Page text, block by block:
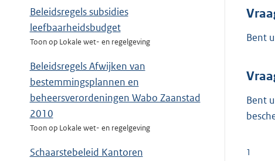
Beleidsregels subsidies
leefbaarheidsbudget
Toon op Lokale wet- en regelgeving
Beleidsregels Afwijken van
bestemmingsplannen en
beheersverordeningen Wabo Zaanstad
2010
Toon op Lokale wet- en regelgeving
Schaarstebeleid Kantoren
Bent
Bent
1